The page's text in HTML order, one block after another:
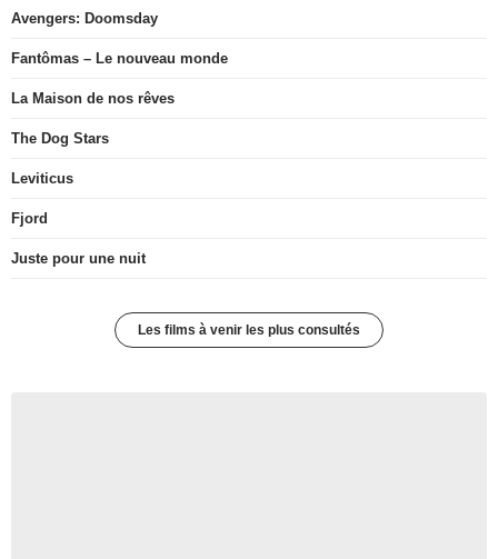
Avengers: Doomsday
Fantômas – Le nouveau monde
La Maison de nos rêves
The Dog Stars
Leviticus
Fjord
Juste pour une nuit
Les films à venir les plus consultés